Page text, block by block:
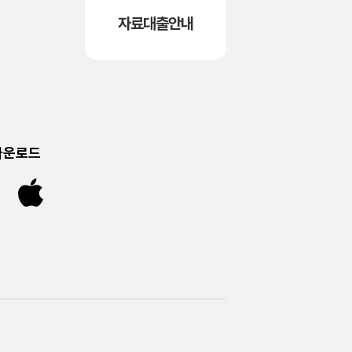
자료대출안내
로드